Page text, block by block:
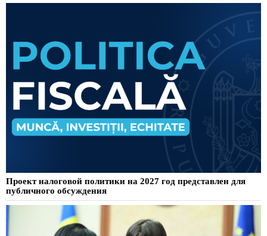
Проект налоговой политики на 2027 год представлен для
публичного обсуждения